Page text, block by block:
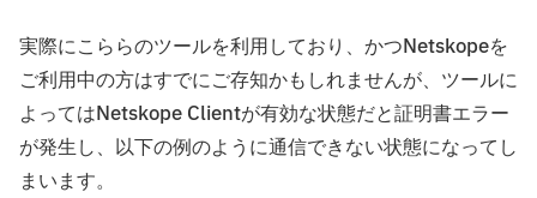
実際にこららのツールを利用しており、かつNetskopeを
ご利用中の方はすでにご存知かもしれませんが、ツールに
よってはNetskope Clientが有効な状態だと証明書エラー
が発生し、以下の例のように通信できない状態になってし
まいます。